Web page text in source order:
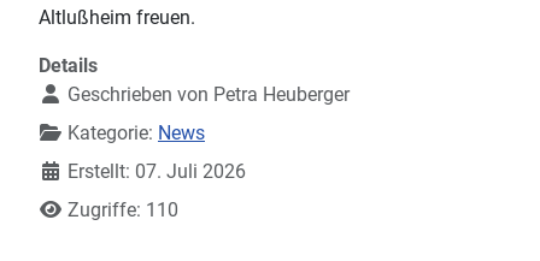
Altlußheim freuen.
Details
Geschrieben von Petra Heuberger
Kategorie: News
Erstellt: 07. Juli 2026
Zugriffe: 110